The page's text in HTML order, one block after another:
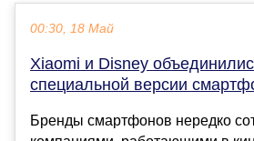
00:30, 18 Май
Xiaomi и Disney
специальной версии
Бренды смартфонов нередко